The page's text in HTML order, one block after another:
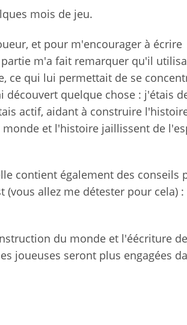
mois de jeu.
et pour m'encourager à écrire
partie m'a fait remarquer qu'il
ce qui lui permettait de se
quelque chose : j'étais
actif, aidant à construire
et l'histoire jaillissent de
contient également des conseils
allez me détester pour cela) :
du monde et l'éécriture
joueuses seront plus engagées